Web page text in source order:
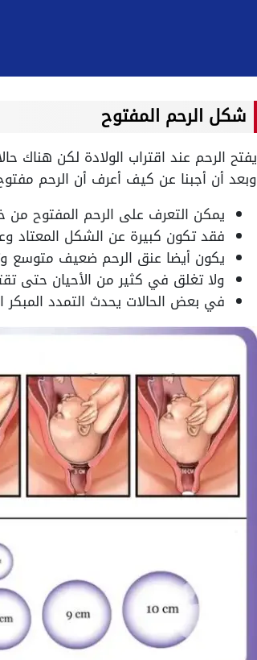
شكل الرحم المفتوح
يفتح الرحم عند اقتراب الولادة لكن هناك
وبعد أن أجبنا عن كيف أعرف أن الرحم
يمكن التعرف على الرحم المفتوح من
فقد تكون كبيرة عن الشكل المعتاد
يكون أيضا عنق الرحم ضعيف متوسع
ولا تغلق في كثير من الأحيان حتى
في بعض الحالات يحدث التمدد